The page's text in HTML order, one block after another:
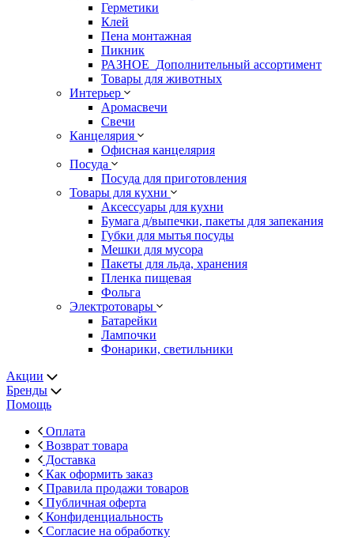
Герметики
Клей
Пена монтажная
Пикник
РАЗНОЕ_Дополнительный ассортимент
Товары для животных
Интерьер
Аромасвечи
Свечи
Канцелярия
Офисная канцелярия
Посуда
Посуда для приготовления
Товары для кухни
Аксессуары для кухни
Бумага д/выпечки, пакеты для запекания
Губки для мытья посуды
Мешки для мусора
Пакеты для льда, хранения
Пленка пищевая
Фольга
Электротовары
Батарейки
Лампочки
Фонарики, светильники
Акции
Бренды
Помощь
Оплата
Возврат товара
Доставка
Как оформить заказ
Правила продажи товаров
Публичная оферта
Конфиденциальность
Согласие на обработку